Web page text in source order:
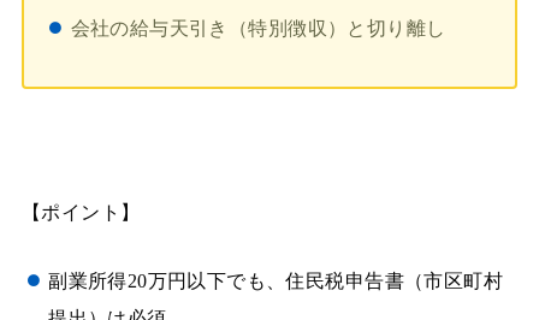
会社の給与天引き（特別徴収）と切り離し
【ポイント】
副業所得20万円以下でも、住民税申告書（市区町村